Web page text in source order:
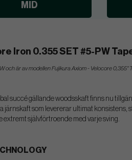
MID
Iron 0.355 SET #5-PW
och är av modellen Fujikura Axiom - Velocore 0,355"
succé gällande woodsskaft finns nu
som levererar ultimat konsistens,
extremt självförtroende med varje sving.